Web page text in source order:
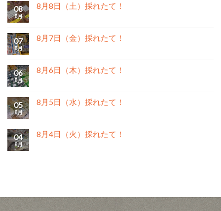
08
8月
8月8日（土）採れたて！
07
8月
8月7日（金）採れたて！
06
8月
8月6日（木）採れたて！
05
8月
8月5日（水）採れたて！
04
8月
8月4日（火）採れたて！